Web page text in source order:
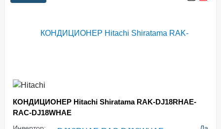
КОНДИЦИОНЕР Hitachi Shiratama RAK-DJ18RHAE-
RAC-DJ18WHAE